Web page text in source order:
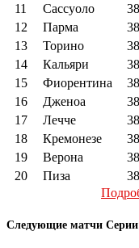
11
Сассуоло 38
12
Парма 38
13
Торино 38
14
Кальяри 38
15
Фиорентина 38
16
Дженоа 38
17
Лечче 38
18
Кремонезе 38
19
Верона 38
20
Пиза 38
Следующие матчи